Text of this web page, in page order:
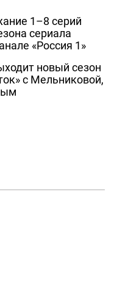
1–8 серий
сериала
«Россия 1»
новый сезон
с Мельниковой,